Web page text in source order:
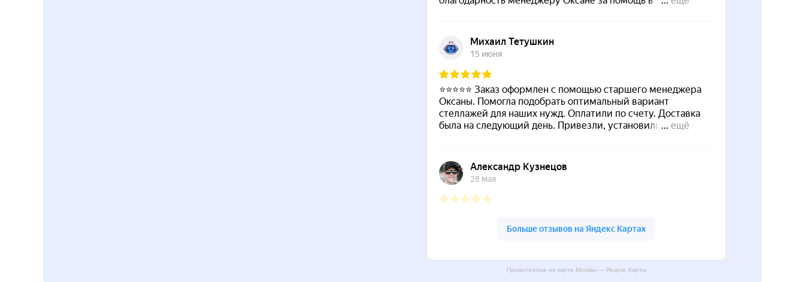
Промстеллаж на карте Москвы — Яндекс Карты